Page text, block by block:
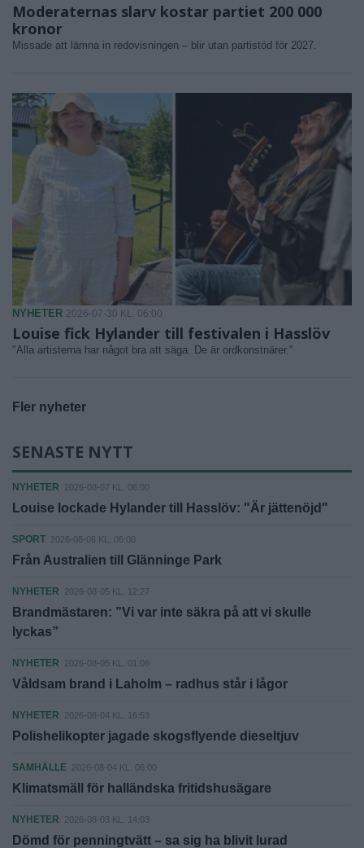
Moderaternas slarv kostar partiet 200 000
kronor
Missade att lämna in redovisningen – blir utan partistöd för 2027.
NYHETER 2026-07-30 KL. 06:00
Louise fick Hylander till festivalen i Hasslöv
"Alla artisterna har något bra att säga. De är ordkonstnärer."
Fler nyheter
SENASTE NYTT
NYHETER 2026-08-07 KL. 06:00
Louise lockade Hylander till Hasslöv: "Är jättenöjd"
SPORT 2026-08-06 KL. 06:00
Från Australien till Glänninge Park
NYHETER 2026-08-05 KL. 12:27
Brandmästaren: ”Vi var inte säkra på att vi skulle
lyckas”
NYHETER 2026-08-05 KL. 01:06
Våldsam brand i Laholm – radhus står i lågor
NYHETER 2026-08-04 KL. 16:53
Polishelikopter jagade skogsflyende dieseltjuv
SAMHÄLLE 2026-08-04 KL. 06:00
Klimatsmäll för halländska fritidshusägare
NYHETER 2026-08-03 KL. 14:03
Dömd för penningtvätt – sa sig ha blivit lurad